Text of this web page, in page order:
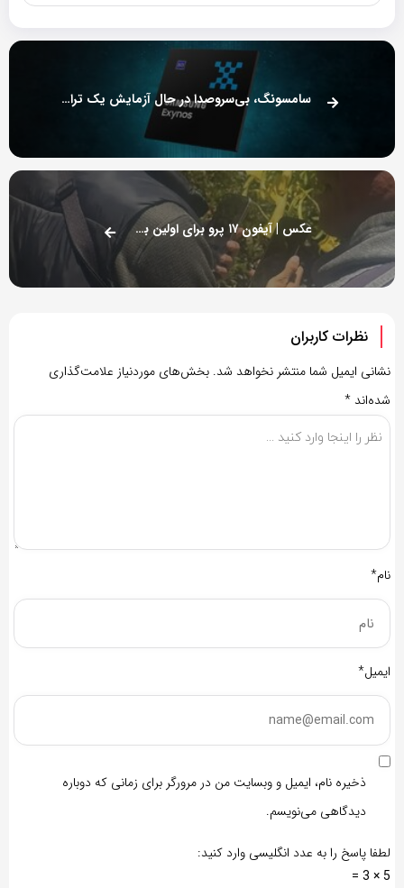
سامسونگ، بی‌سروصدا در حال آزمایش یک تراشه جدید است!
عکس | آیفون ۱۷ پرو برای اولین بار دیده شد
نظرات کاربران
نشانی ایمیل شما منتشر نخواهد شد. بخش‌های موردنیاز علامت‌گذاری
شده‌اند *
نام*
ایمیل*
ذخیره نام، ایمیل و وبسایت من در مرورگر برای زمانی که دوباره
دیدگاهی می‌نویسم.
لطفا پاسخ را به عدد انگلیسی وارد کنید:
5 × 3 =